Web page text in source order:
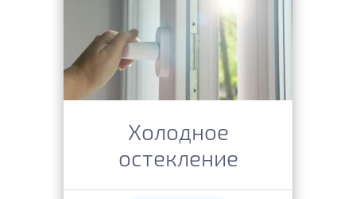
Холодное
остекление